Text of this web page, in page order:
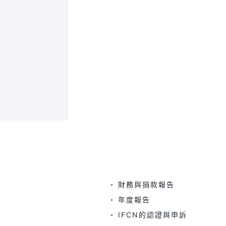
財務與捐款報告
年度報告
IFCN的認證與申訴